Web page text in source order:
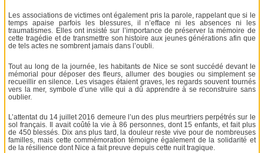
Les associations de victimes ont également pris la parole, rappelant que si le
temps apaise parfois les blessures, il n’efface ni les absences ni les
traumatismes. Elles ont insisté sur l’importance de préserver la mémoire de
cette tragédie et de transmettre son histoire aux jeunes générations afin que
de tels actes ne sombrent jamais dans l’oubli.
Tout au long de la journée, les habitants de Nice se sont succédé devant le
mémorial pour déposer des fleurs, allumer des bougies ou simplement se
recueillir en silence. Les visages étaient graves, les regards souvent tournés
vers la mer, symbole d’une ville qui a dû apprendre à se reconstruire sans
oublier.
L’attentat du 14 juillet 2016 demeure l’un des plus meurtriers perpétrés sur le
sol français. Il avait coûté la vie à 86 personnes, dont 15 enfants, et fait plus
de 450 blessés. Dix ans plus tard, la douleur reste vive pour de nombreuses
familles, mais cette commémoration témoigne également de la solidarité et
de la résilience dont Nice a fait preuve depuis cette nuit tragique.